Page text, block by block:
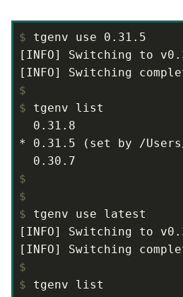
$ tgenv use 0.31.5
[INFO] Switching to
$
$ tgenv list
  0.31.8
* 0.31.5 (set by /
$
$
$ tgenv use latest
[INFO] Switching to
$
$ tgenv list